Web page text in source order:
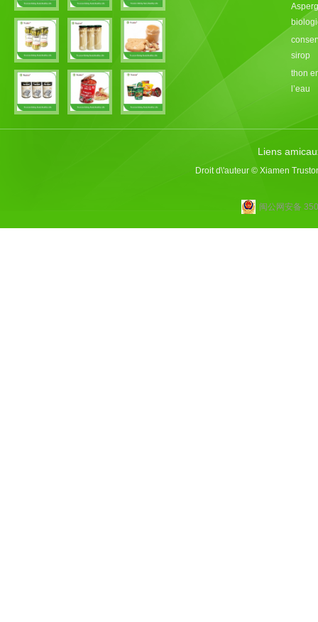
sirop
thon
l’eau
Liens
Droit d\'auteur © Xiamen
闽公网安备